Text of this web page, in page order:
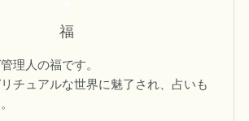
福
理人の福です。
チュアルな世界に魅了され、占いも